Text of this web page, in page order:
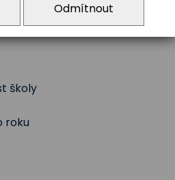
školy
roku
Odmítnout